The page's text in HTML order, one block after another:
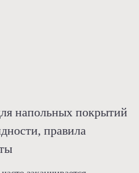
напольных покрытий
правила